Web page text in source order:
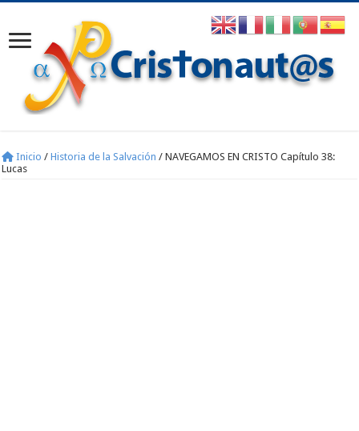
Inicio / Historia de la Salvación / NAVEGAMOS EN CRISTO Capítulo 38:
Lucas